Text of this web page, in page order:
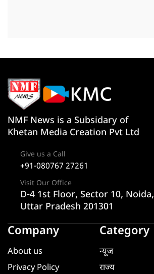
NMF News is a Subsidary of
Khetan Media Creation Pvt Ltd
Give us a Call
+91-080767 27261
Visit Our Office
D-4 1st Floor, Sector 10, Noida,
Uttar Pradesh 201301
Company
About us
Privacy Policy
Category
न्यूज
राज्य